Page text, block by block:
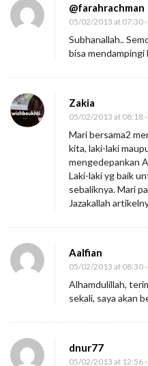
@farahrachman
05/02/2013 at 07:30
Subhanallah..
Zakia
05/02/2013 at 08:18
Mari bersama2
kita, laki-laki
mengedepankan
Laki-laki yg baik
sebaliknya. Mari
Jazakallah
Aalfian
05/02/2013 at 08:30
Alhamdulillah,
sekali, saya akan
dnur77
05/02/2013 at 12:56